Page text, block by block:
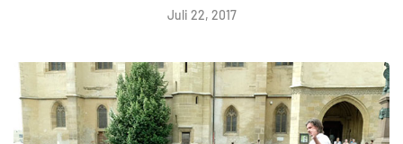
Juli 22, 2017